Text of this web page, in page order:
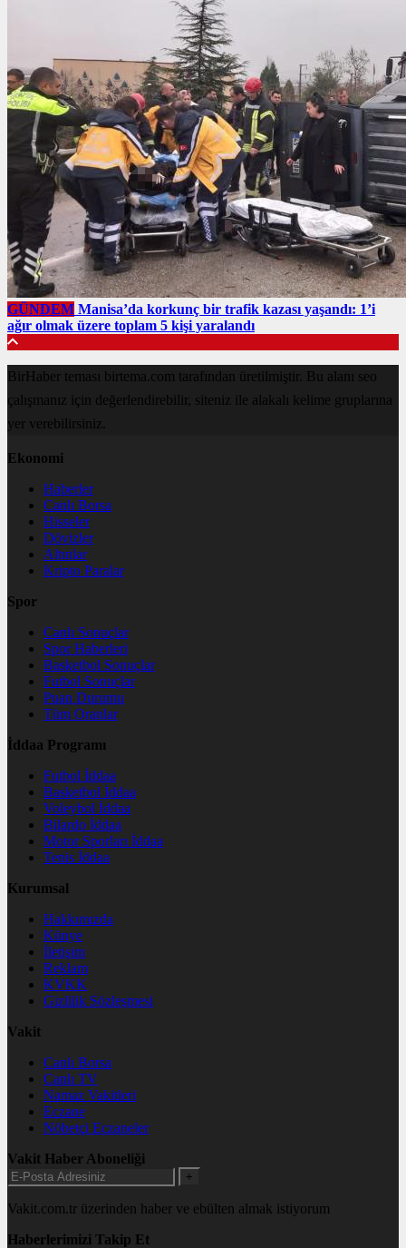
GÜNDEM Manisa’da korkunç bir trafik kazası yaşandı: 1’i
ağır olmak üzere toplam 5 kişi yaralandı
BirHaber teması birtema.com tarafından üretilmiştir. Bu alanı seo
çalışmanız için değerlendirebilir, siteniz ile alakalı kelime gruplarına
yer verebilirsiniz.
Ekonomi
Haberler
Canlı Borsa
Hisseler
Dövizler
Altınlar
Kripto Paralar
Spor
Canlı Sonuçlar
Spor Haberleri
Basketbol Sonuçlar
Futbol Sonuçlar
Puan Durumu
Tüm Oranlar
İddaa Programı
Futbol İddaa
Basketbol İddaa
Voleybol İddaa
Bilardo İddaa
Motor Sporları İddaa
Tenis İddaa
Kurumsal
Hakkımızda
Künye
İletişim
Reklam
KVKK
Gizlilik Sözleşmesi
Vakit
Canlı Borsa
Canlı TV
Namaz Vakitleri
Eczane
Nöbetçi Eczaneler
Vakit Haber Aboneliği
+
Vakit.com.tr üzerinden haber ve ebülten almak istiyorum
Haberlerimizi Takip Et